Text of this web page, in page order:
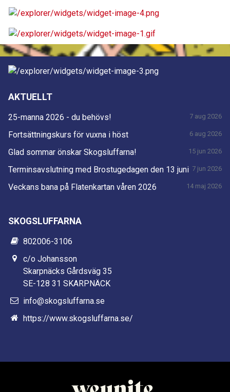
AKTUELLT
25-manna 2026 - du behövs! 7 aug 2026
Fortsättningskurs för vuxna i höst 6 aug 2026
Glad sommar önskar Skogsluffarna! 15 jun 2026
Terminsavslutning med Brostugedagen den 13 juni 7 jun 2026
Veckans bana på Flatenkartan våren 2026 14 maj 2026
SKOGSLUFFARNA
802006-3106
c/o Johansson
Skarpnäcks Gårdsväg 35
SE-128 31 SKARPNÄCK
info@skogsluffarna.se
https://www.skogsluffarna.se/